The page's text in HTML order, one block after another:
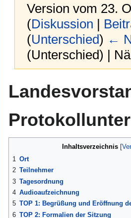
Version vom 23.
(Diskussion |
(Unterschied) ←
(Unterschied) |
Navigation
Suche
Inhaltsverzeichnis
1 Ort
2 Teilnehmer
3 Tagesordnung
4 Audioaufzeichnung
5 TOP 1: Begrüßung und Eröffnung
6 TOP 2: Formalien der Sitzung